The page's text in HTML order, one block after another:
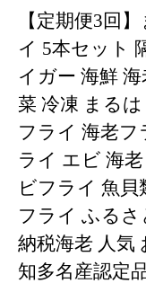
【定期便3回
イ 5本セット
イガー 海鮮
菜 冷凍 まる
フライ 海老フ
ライ エビ 海
ビフライ 魚
フライ ふる
納税海老 人気
知多名産認定